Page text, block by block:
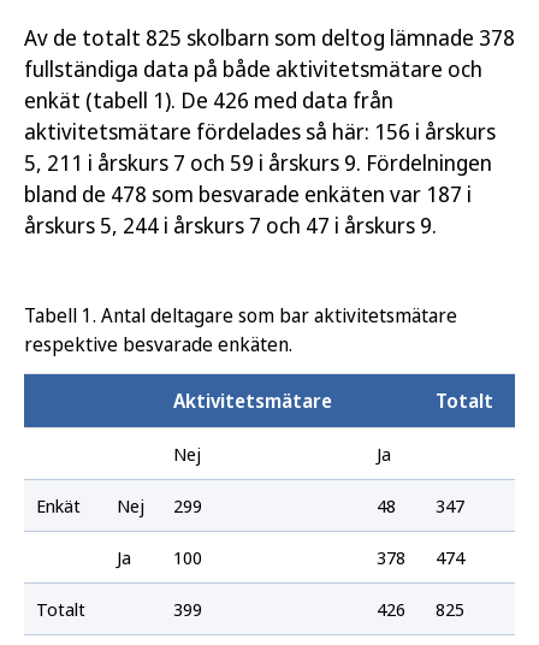
Av de totalt 825 skolbarn som deltog lämnade 378
fullständiga data på både aktivitetsmätare och
enkät (tabell 1). De 426 med data från
aktivitetsmätare fördelades så här: 156 i årskurs
5, 211 i årskurs 7 och 59 i årskurs 9. Fördelningen
bland de 478 som besvarade enkäten var 187 i
årskurs 5, 244 i årskurs 7 och 47 i årskurs 9.
Tabell 1. Antal deltagare som bar aktivitetsmätare
respektive besvarade enkäten.
Aktivitetsmätare Totalt
Nej Ja
Enkät Nej 299 48 347
Ja 100 378 474
Totalt 399 426 825